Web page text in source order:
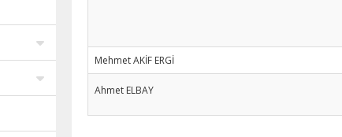
Mehmet AKİF ERGİ
Ahmet ELBAY